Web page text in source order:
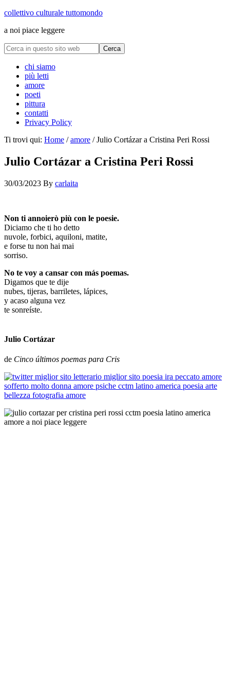
collettivo culturale tuttomondo
a noi piace leggere
chi siamo
più letti
amore
poeti
pittura
contatti
Privacy Policy
Ti trovi qui: Home / amore /Julio Cortázar a Cristina Peri Rossi
Julio Cortázar a Cristina Peri Rossi
30/03/2023 By carlaita
Non ti annoierò più con le poesie.
Diciamo che ti ho detto
nuvole, forbici, aquiloni, matite,
e forse tu non hai mai
sorriso.
No te voy a cansar con más poemas.
Digamos que te dije
nubes, tijeras, barriletes, lápices,
y acaso alguna vez
te sonreíste.
Julio Cortázar
de Cinco últimos poemas para Cris